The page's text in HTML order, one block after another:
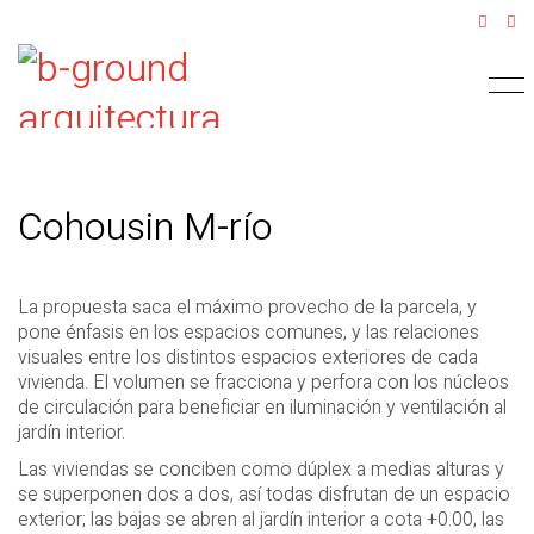
Cohousin M-río
La propuesta saca el máximo provecho de la parcela, y
pone énfasis en los espacios comunes, y las relaciones
visuales entre los distintos espacios exteriores de cada
vivienda. El volumen se fracciona y perfora con los núcleos
de circulación para beneficiar en iluminación y ventilación al
jardín interior.
Las viviendas se conciben como dúplex a medias alturas y
se superponen dos a dos, así todas disfrutan de un espacio
exterior; las bajas se abren al jardín interior a cota +0.00, las